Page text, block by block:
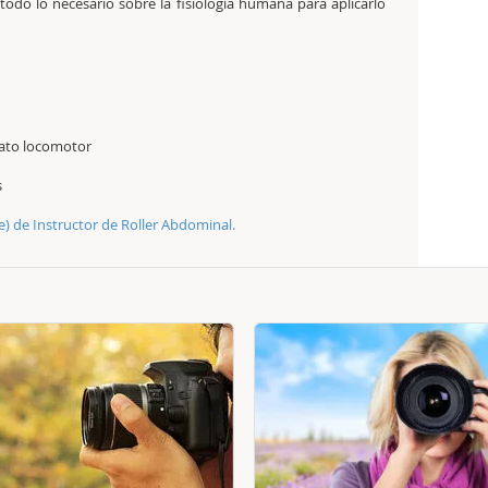
locomotor
de Instructor de Roller Abdominal.